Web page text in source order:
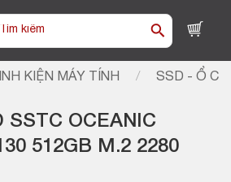
KIỆN MÁY TÍNH / SSD - Ổ
SSTC OCEANIC
512GB M.2 2280